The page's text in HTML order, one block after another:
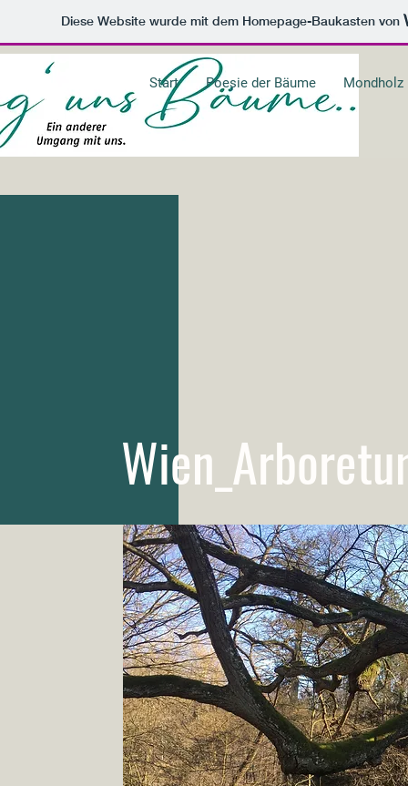
Diese Website wurde mit dem Homepage-Baukasten von
Start Poesie der Bäume Mondholz